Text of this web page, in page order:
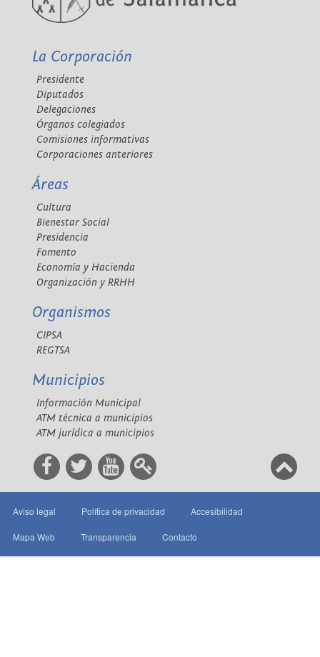
La Corporación
Presidente
Diputados
Delegaciones
Órganos colegiados
Comisiones informativas
Corporaciones anteriores
Áreas
Cultura
Bienestar Social
Presidencia
Fomento
Economía y Hacienda
Organización y RRHH
Organismos
CIPSA
REGTSA
Municipios
Información Municipal
ATM técnica a municipios
ATM jurídica a municipios
Aviso legal Política de privacidad Accesibilidad
Mapa Web Transparencia Contacto